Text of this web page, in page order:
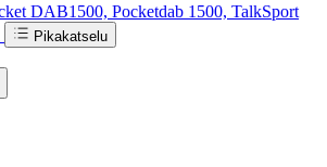
DAB1500, Pocketdab 1500, TalkSport
Pikakatselu